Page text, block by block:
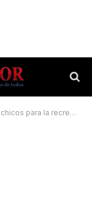
recreación y el deporte